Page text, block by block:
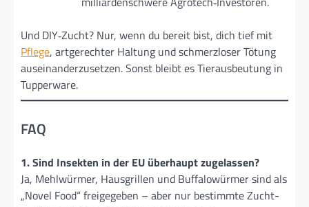
Und DIY‑Zucht? Nur, wenn du bereit bist, dich tief mit
Pflege, artgerechter Haltung und schmerzloser Tötung
aus­ein­ander­zu­setzen. Sonst bleibt es Tier­aus­beutung in
Tupper­ware.
FAQ
1. Sind Insekten in der EU überhaupt zugelassen?
Ja, Mehlwürmer, Hausgrillen und Buffalowürmer sind als
„Novel Food“ freigegeben – aber nur bestimmte Zucht­